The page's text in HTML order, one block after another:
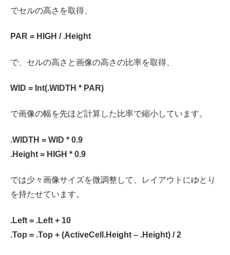
でセルの高さを取得、
PAR = HIGH / .Height
で、セルの高さと画像の高さの比率を取得、
WID = Int(.WIDTH * PAR)
で画像の幅を先ほど計算した比率で縮小しています。
.WIDTH = WID * 0.9
.Height = HIGH * 0.9
では少々画像サイズを微調整して、レイアウトにゆとり
を持たせています。
.Left = .Left + 10
.Top = .Top + (ActiveCell.Height – .Height) / 2